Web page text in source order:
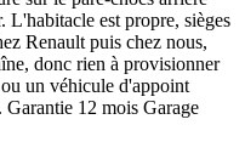
L'habitacle est propre, sièges
Renault puis chez nous,
donc rien à provisionner
un véhicule d'appoint
Garantie 12 mois Garage